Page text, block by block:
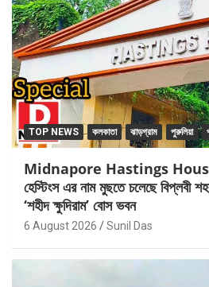
TOP NEWS কলকাতা ঝাড়গ্রাম পুরুলিয়া
Midnapore Hastings House :
হেস্টিংস এর নাম মুছতে চলেছে বিপ্লবী
‘শহীদ ক্ষুদিরাম’ বোস ভবন
6 August 2026 Sunil Das